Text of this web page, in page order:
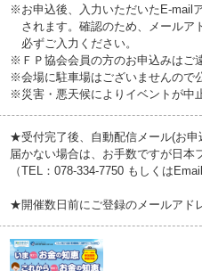
※お申込後、入力いただいたE-mail
されます。確認のため、メールア
必ずご入力ください。
※ＦＰ協会会員の方のお申込みはご
※会場に駐車場はございませんので
※災害・悪天候によりイベントが中
★受付完了後、自動配信メール(お申
届かない場合は、お手数ですが日本
（TEL：078-334-7750 もしくは
★開催数日前にご登録のメールアド